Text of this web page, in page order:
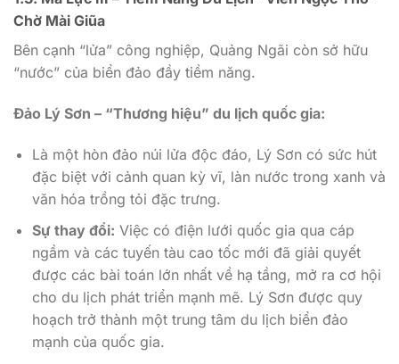
Chờ Mài Giũa
Bên cạnh “lửa” công nghiệp, Quảng Ngãi còn sở hữu
“nước” của biển đảo đầy tiềm năng.
Đảo Lý Sơn – “Thương hiệu” du lịch quốc gia:
Là một hòn đảo núi lửa độc đáo, Lý Sơn có sức hút
đặc biệt với cảnh quan kỳ vĩ, làn nước trong xanh và
văn hóa trồng tỏi đặc trưng.
Sự thay đổi: Việc có điện lưới quốc gia qua cáp
ngầm và các tuyến tàu cao tốc mới đã giải quyết
được các bài toán lớn nhất về hạ tầng, mở ra cơ hội
cho du lịch phát triển mạnh mẽ. Lý Sơn được quy
hoạch trở thành một trung tâm du lịch biển đảo
mạnh của quốc gia.